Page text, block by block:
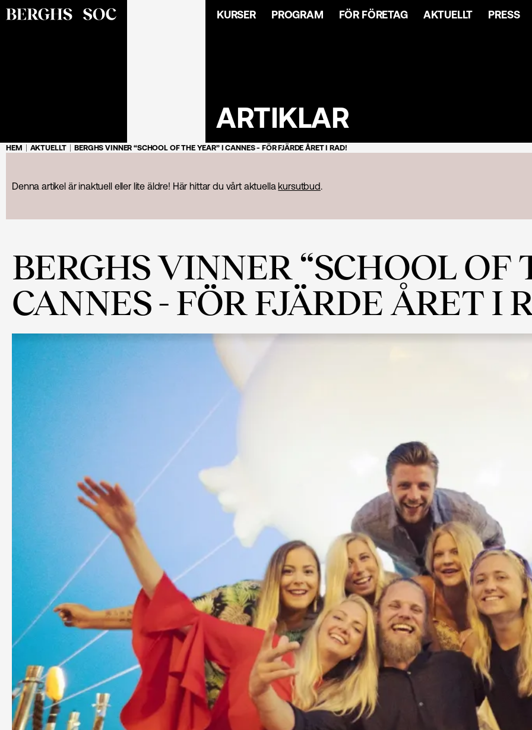
KURSER PROGRAM FÖR FÖRETAG AKTUELLT PRESS
ARTIKLAR
HEM AKTUELLT BERGHS VINNER “SCHOOL OF THE YEAR” I CANNES - FÖR FJÄRDE ÅRET I RAD!
Denna artikel är inaktuell eller lite äldre! Här hittar du vårt aktuellakursutbud.
BERGHS VINNER “SCHOOL OF
CANNES - FÖR FJÄRDE ÅRET I